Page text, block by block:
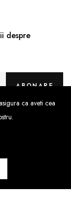
despre
ABONARE
Powered by
ca aveti cea